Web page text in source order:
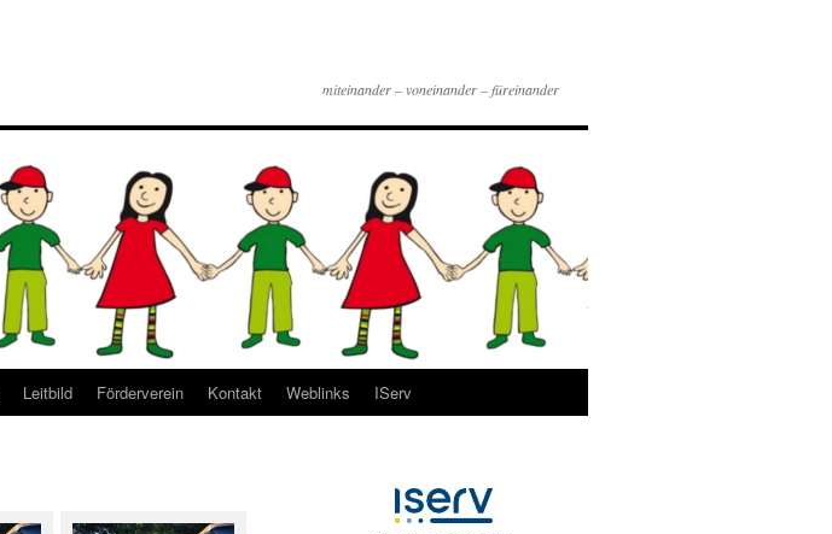
miteinander – voneinander – füreinander
Leitbild Förderverein Kontakt Weblinks IServ